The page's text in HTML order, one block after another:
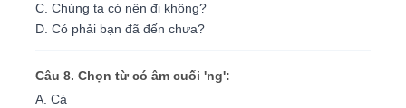
C. Chúng ta có nên đi không?
D. Có phải bạn đã đến chưa?
Câu 8. Chọn từ có âm cuối 'ng':
A. Cá